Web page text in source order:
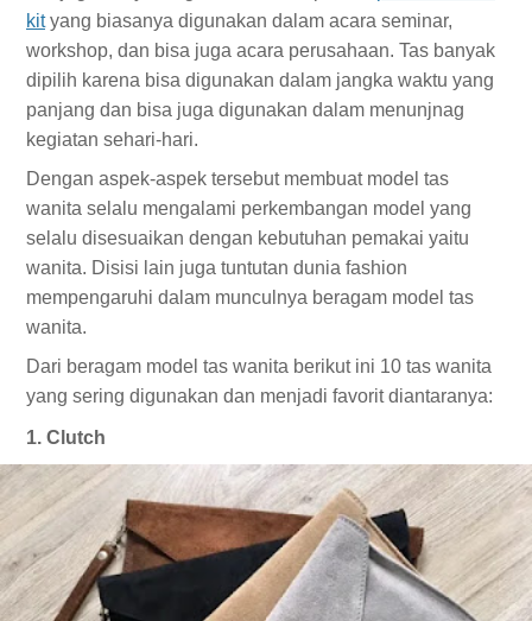
kityang biasanya digunakan dalam acara seminar,
workshop, dan bisa juga acara perusahaan. Tas banyak
dipilih karena bisa digunakan dalam jangka waktu yang
panjang dan bisa juga digunakan dalam menunjnag
kegiatan sehari-hari.
Dengan aspek-aspek tersebut membuat model tas
wanita selalu mengalami perkembangan model yang
selalu disesuaikan dengan kebutuhan pemakai yaitu
wanita. Disisi lain juga tuntutan dunia fashion
mempengaruhi dalam munculnya beragam model tas
wanita.
Dari beragam model tas wanita berikut ini 10 tas wanita
yang sering digunakan dan menjadi favorit diantaranya:
1. Clutch